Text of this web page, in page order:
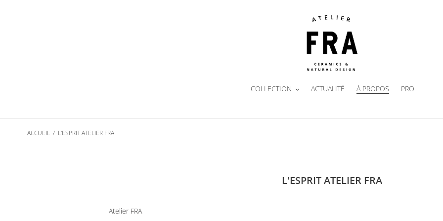
COLLECTION ACTUALITÉ À PROPOS PRO
ACCUEIL / L'ESPRIT ATELIER FRA
L'ESPRIT ATELIER FRA
Atelier FRA